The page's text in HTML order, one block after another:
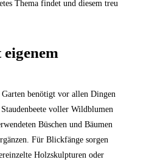
Thema findet und diesem treu
benötigt vor allen Dingen
voller Wildblumen
Büschen und Bäumen
Für Blickfänge sorgen
Holzskulpturen oder